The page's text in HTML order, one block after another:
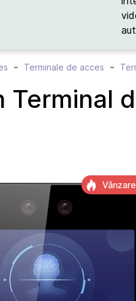
Terminale de acces
Terminal